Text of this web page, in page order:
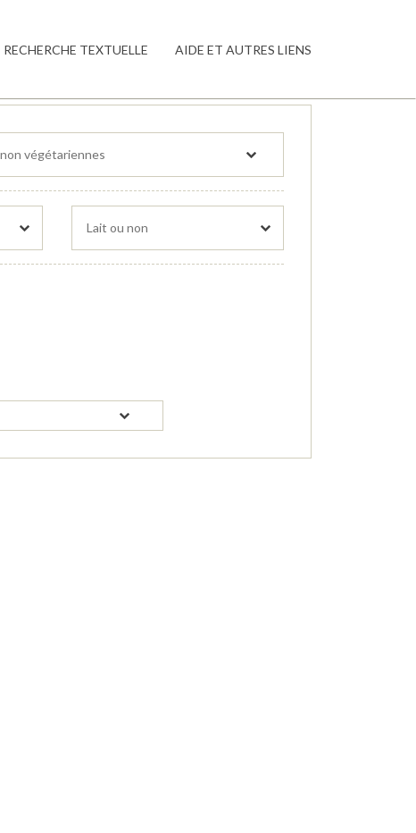
RECHERCHE TEXTUELLE AIDE ET AUTRES LIENS